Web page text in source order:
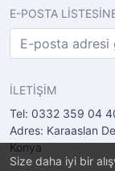
Size daha iyi bir
E-POSTA
İLETİŞİM
Tel: 0332 359 04
Adres: Karaaslan
Konya